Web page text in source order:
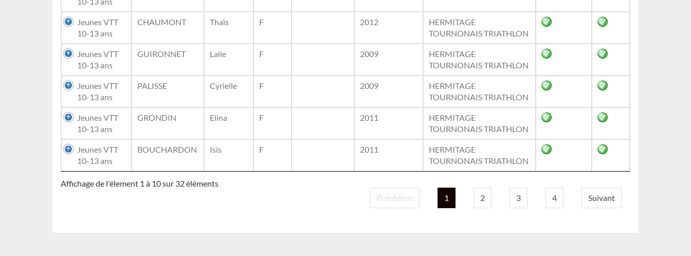
Jeunes VTT
10-13 ans
CHAUMONT Thaïs F 2012
HERMITAGE
TOURNONAIS TRIATHLON
Jeunes VTT
10-13 ans
GUIRONNET Lalie F 2009
HERMITAGE
TOURNONAIS TRIATHLON
Jeunes VTT
10-13 ans
PALISSE Cyrielle F 2009
HERMITAGE
TOURNONAIS TRIATHLON
Jeunes VTT
10-13 ans
GRONDIN Elina F 2011
HERMITAGE
TOURNONAIS TRIATHLON
Jeunes VTT
10-13 ans
BOUCHARDON Isis F 2011
HERMITAGE
TOURNONAIS TRIATHLON
Affichage de l'élement 1 à 10 sur 32 éléments
Précédent
1 2 3 4 Suivant